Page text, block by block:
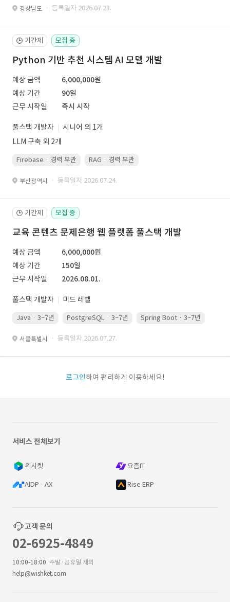
경상남도 · 등록일자 2026.07.23.
🕒 기간제 모집 중
Python 기반 추천 시스템 AI 모델 개발
예상 금액
6,000,000원
예상 기간
90일
근무 시작일
즉시 시작
풀스택 개발자
시니어 외 1개
LLM 구축 외 2개
Firebase · 경력 무관 RAG · 경력 무관
부산광역시 · 등록일자 2026.07.24.
🕒 기간제 모집 중
교육 콘텐츠 문제은행 웹 플랫폼 풀스택 개발
예상 금액
6,000,000원
예상 기간
150일
근무 시작일
2026.08.01.
풀스택 개발자 미드 레벨
Java · 3~7년 PostgreSQL · 3~7년 Spring Boot · 3~7년
서울특별시 · 등록일자 2026.07.27.
로그인하여 편리하게 이용하세요!
서비스 전체보기
위시켓 요즘IT
AIDP - AX Rise ERP
고객 문의
02-6925-4849
10:00-18:00 주말·공휴일 제외
help@wishket.com